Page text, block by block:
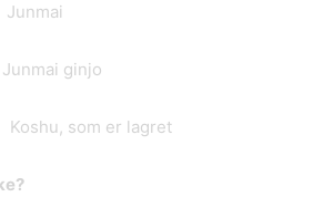
ginjo
som er lagret